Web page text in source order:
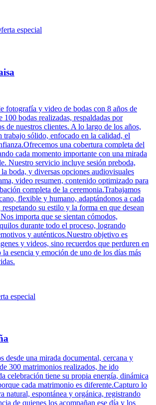
especial
fotografía y video de bodas con 8 años de
100 bodas realizadas, respaldadas por
de nuestros clientes. A lo largo de los años,
trabajo sólido, enfocado en la calidad, el
una cobertura completa del
cada momento importante con una mirada
Nuestro servicio incluye sesión preboda,
boda, y diversas opciones audiovisuales
video resumen, contenido optimizado para
completa de la ceremonia.Trabajamos
flexible y humano, adaptándonos a cada
su estilo y la forma en que desean
importa que se sientan cómodos,
durante todo el proceso, logrando
y auténticos.Nuestro objetivo es
y videos, sino recuerdos que perduren en
esencia y emoción de uno de los días más
especial
desde una mirada documental, cercana y
300 matrimonios realizados, he ido
celebración tiene su propia energía, dinámica
cada matrimonio es diferente.Capturo lo
natural, espontánea y orgánica, registrando
de quienes los acompañan ese día y los